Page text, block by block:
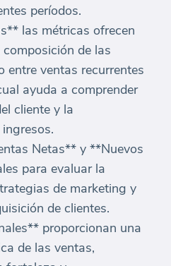
períodos.
las métricas ofrecen
de las
entre ventas recurrentes
ayuda a comprender
cliente y la
Netas** y **Nuevos
para evaluar la
de marketing y
de clientes.
proporcionan una
de las ventas,